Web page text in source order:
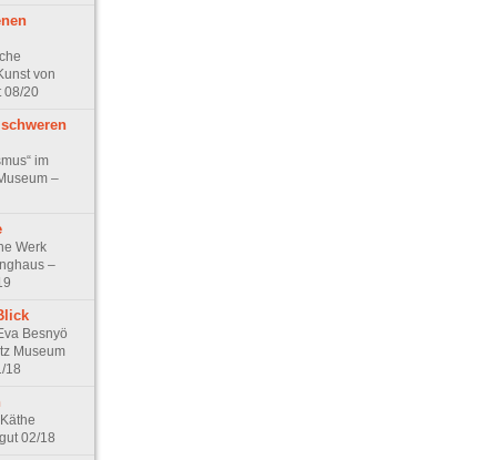
von
08/20
im
–
Werk
–
Besnyö
Museum
18
02/18